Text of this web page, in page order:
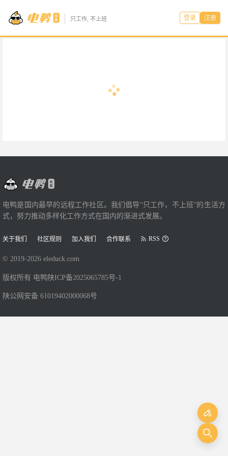
只工作, 不上班 登录 注册
电鸭是国内最早的远程工作社区。我们倡导“只工作，不上班”的生活方
式，努力推动多样化工作方式在国内的渐进式发展。
关于我们 社区规则 加入我们 合作联系 RSS
© 2019-2026 eleduck.com
版权所有 电鸭 陕ICP备2025065785号-1
陕公网安备 61019402000068号